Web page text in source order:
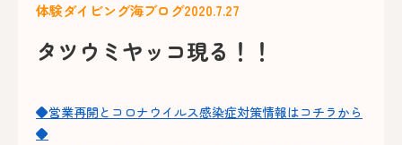
体験ダイビング海ブログ2020.7.27
タツウミヤッコ現る！！
◆営業再開とコロナウイルス感染症対策情報はコチラから
◆